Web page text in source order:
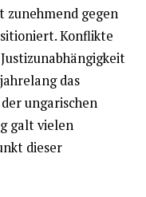
zunehmend gegen
Konflikte
das
ungarischen
galt vielen
dieser